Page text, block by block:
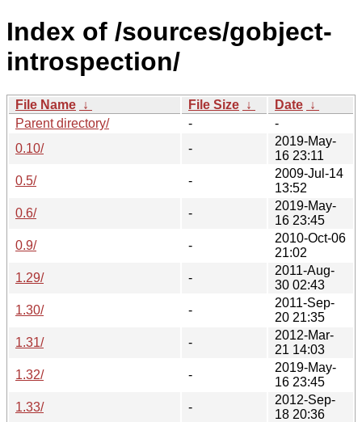
Index of /sources/gobject-
introspection/
File Name ↓ File Size ↓ Date ↓
Parent directory/
-
-
0.10/
-
2019-May-
16 23:11
0.5/
-
2009-Jul-14
13:52
0.6/
-
2019-May-
16 23:45
0.9/
-
2010-Oct-06
21:02
1.29/
-
2011-Aug-
30 02:43
1.30/
-
2011-Sep-
20 21:35
1.31/
-
2012-Mar-
21 14:03
1.32/
-
2019-May-
16 23:45
1.33/
-
2012-Sep-
18 20:36